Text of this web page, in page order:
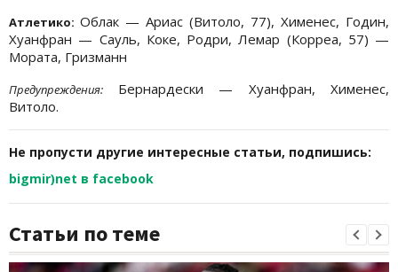
Атлетико: Облак — Ариас (Витоло, 77), Хименес, Годин,
Хуанфран — Сауль, Коке, Родри, Лемар (Корреа, 57) —
Мората, Гризманн
Предупреждения: Бернардески — Хуанфран, Хименес,
Витоло.
Не пропусти другие интересные статьи, подпишись:
bigmir)net в facebook
Статьи по теме